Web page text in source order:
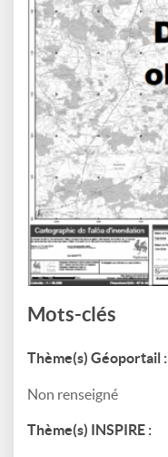
Mots-clés
Thème(s) Géoportail :
Non renseigné
Thème(s) INSPIRE :